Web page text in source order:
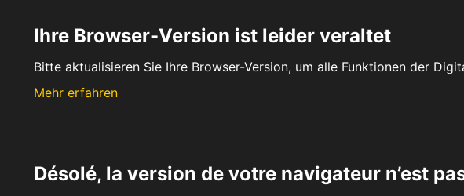
Ihre Browser-Version ist leider veraltet
Bitte aktualisieren Sie Ihre Browser-Version, um alle Funktionen der
Mehr erfahren
Désolé, la version de votre navigateur n’est